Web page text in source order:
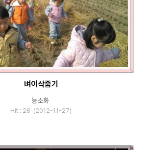
벼이삭줍기
능소화
Hit : 28 (2012-11-27)